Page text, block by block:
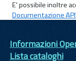
E' possibile inoltre
Documentazione API
Informazioni
Lista cataloghi